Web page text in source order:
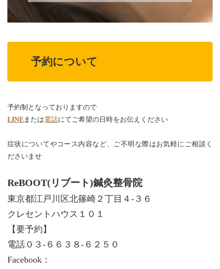
予約について
予約制となっておりますので
LINEまたは電話にてご希望の日時をお伝えください
症状についてやコース内容など、ご不明な際はお気軽にご相談く
ださいませ
ReBOOT(リブート)鍼灸整骨院
東京都江戸川区北篠崎２丁目４-３６
クレセントハウス１０１
【要予約】
電話０３-６６３８-６２５０
Facebook：